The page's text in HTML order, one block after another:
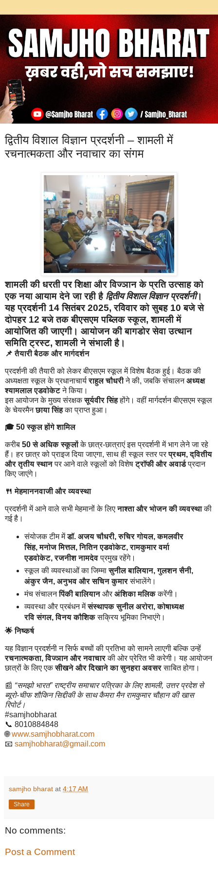
द्वितीय विशाल विज्ञान प्रदर्शनी – शामली में
रचनात्मकता और नवाचार का संगम
शामली की धरती पर शिक्षा और विज्ञान के प्रति उत्साह को
एक नया आयाम देने जा रही है द्वितीय विशाल विज्ञान प्रदर्शनी।
यह प्रदर्शनी 14 सितंबर 2025, रविवारको सुबह 10 बजे से
दोपहर 12 बजे तकबीएसएम पब्लिक स्कूल, शामलीमें
आयोजित की जाएगी। आयोजन की बागडोरसेवा उत्थान
समिति ट्रस्ट, शामलीने संभाली है।
📌 तैयारी बैठक और मार्गदर्शन
प्रदर्शनी की तैयारी को लेकर बीएसएम स्कूल में विशेष बैठक हुई। बैठक की
अध्यक्षता स्कूल के प्रधानाचार्यराहुल चौधरीने की, जबकि संचालनअध्यक्ष
श्यामलाल एडवोकेटने किया।
इस आयोजन के मुख्य संरक्षकसूर्यवीर सिंहहोंगे। वहीं मार्गदर्शन बीएसएम स्कूल
के चेयरमैनछाया सिंहका प्राप्त हुआ।
🎓 50 स्कूल होंगे शामिल
करीब 50 से अधिक स्कूलोंके छात्र-छात्राएं इस प्रदर्शनी में भाग लेने जा रहे
हैं। हर छात्र को प्राइज दिया जाएगा, साथ ही स्कूल स्तर परप्रथम, द्वितीय
और तृतीय स्थानपर आने वाले स्कूलों को विशेषट्रॉफी और अवार्डप्रदान
किए जाएंगे।
🍴 मेहमाननवाजी और व्यवस्था
प्रदर्शनी में आने वाले सभी मेहमानों के लिएनाश्ता और भोजन की व्यवस्थाकी
गई है।
संयोजक टीम मेंडॉ. अजय चौधरी, रुचिर गोयल, कमलवीर
सिंह, मनोज मित्तल, नितिन एडवोकेट, रामकुमार वर्मा
एडवोकेट, रजनीश नामदेवप्रमुख रहेंगे।
स्कूल की व्यवस्थाओं का जिम्मासुनील बालियान, गुलशन सैनी,
अंकुर जैन, अनुभव और सचिन कुमारसंभालेंगे।
मंच संचालनपिंकी बालियानऔर अंशिका मलिककरेंगी।
व्यवस्था और प्रबंधन मेंसंस्थापक सुनील अरोरा, कोषाध्यक्ष
रवि संगल, विनय कौशिकसक्रिय भूमिका निभाएंगे।
🌟 निष्कर्ष
यह विज्ञान प्रदर्शनी न सिर्फ बच्चों की प्रतिभा को सामने लाएगी बल्कि उन्हें
रचनात्मकता, विज्ञान और नवाचारकी ओर प्रेरित भी करेगी। यह आयोजन
छात्रों के लिए एकसीखने और दिखाने का सुनहरा अवसरसाबित होगा।
📰 “समझो भारत” राष्ट्रीय समाचार पत्रिका के लिए शामली, उत्तर प्रदेश से
ब्यूरो-चीफ शौकिन सिद्दीकी के साथ कैमरा मैन रामकुमार चौहान की खास
रिपोर्ट।
#samjhobharat
📞 8010884848
🌐www.samjhobharat.com
📧 samjhobharat@gmail.com
samjho bharat at 4:17 AM
Share
No comments:
Post a Comment